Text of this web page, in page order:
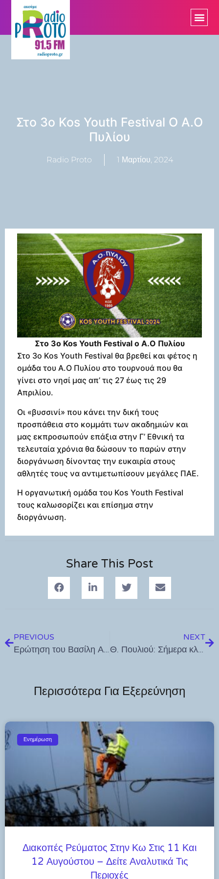
Στο 3ο Kos Youth Festival O Α.Ο
Πυλίου
Radio Proto 1 Μαρτίου, 2024
Στο 3ο Kos Youth Festival o Α.Ο Πυλίου
Στο 3ο Kos Youth Festival θα βρεθεί και φέτος η
ομάδα του Α.Ο Πυλίου στο τουρνουά που θα
γίνει στο νησί μας απ’ τις 27 έως τις 29
Απριλίου.
Οι «βυσσινί» που κάνει την δική τους
προσπάθεια στο κομμάτι των ακαδημιών και
μας εκπροσωπούν επάξια στην Γ’ Εθνική τα
τελευταία χρόνια θα δώσουν το παρών στην
διοργάνωση δίνοντας την ευκαιρία στους
αθλητές τους να αντιμετωπίσουν μεγάλες ΠΑΕ.
Η οργανωτική ομάδα του Kos Youth Festival
τους καλωσορίζει και επίσημα στην
διοργάνωση.
Share This Post
PREVIOUS
Ερώτηση του Βασίλη Α. Υψηλάντη στον Υπουργό Προστασίας του Πολίτη για τις ανάγκες των Αστυνομικών Διευθύνσεων και Υποδιευθύνσεων Δωδεκανήσου
NEXT
Θ. Πουλιού: Σήμερα κλείνει ένα μεγάλο κεφάλαιο της ζωής μου – Καλή αρχή και καλή δύναμη στον αρχιμουσικό Νίκο Γκαναβούρα
Περισσότερα Για Εξερεύνηση
Ενημέρωση
Διακοπές Ρεύματος Στην Κω Στις 11 Και
12 Αυγούστου – Δείτε Αναλυτικά Τις
Περιοχές